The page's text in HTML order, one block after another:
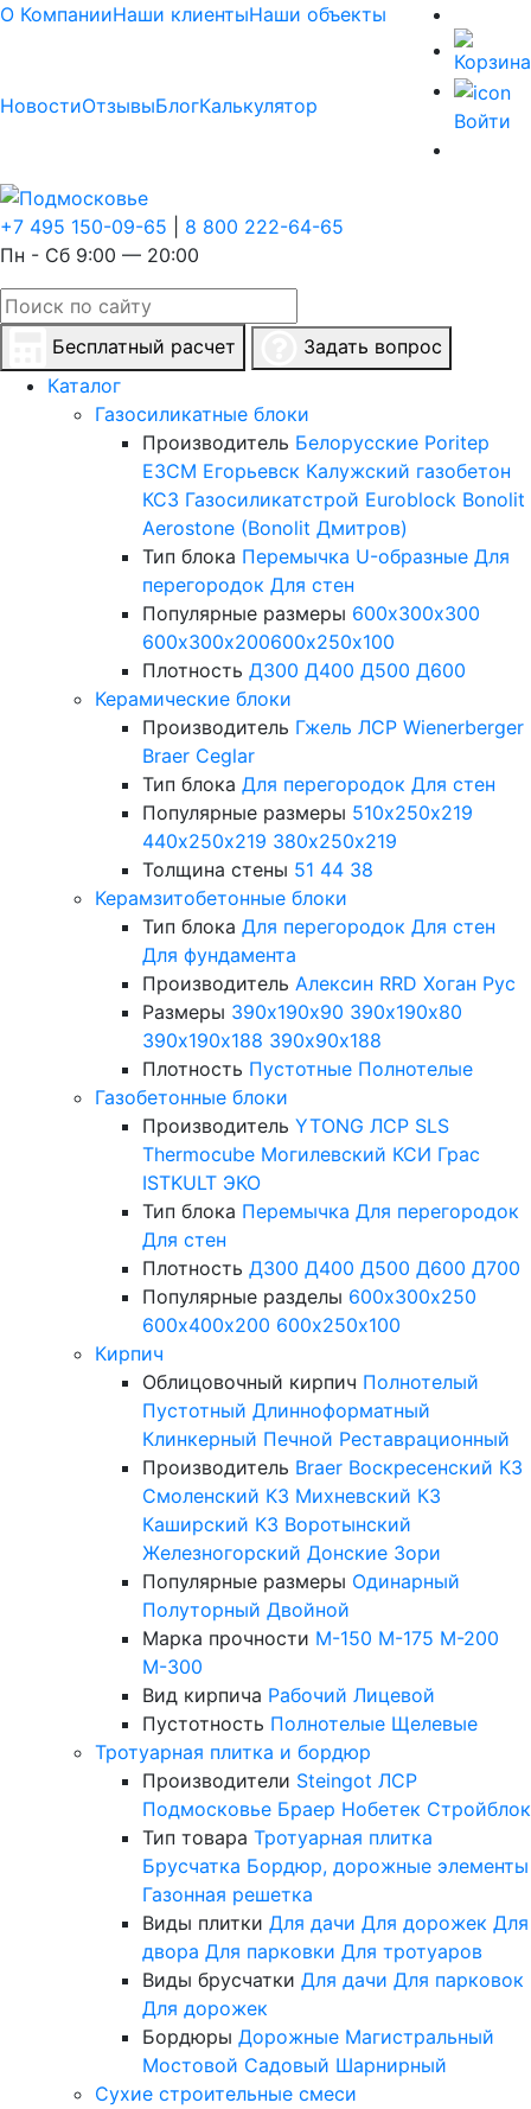
О КомпанииНаши клиентыНаши объекты
НовостиОтзывыБлогКалькулятор
Войти
+7 495 150-09-65
8 800 222-64-65
Пн - Сб 9:00 — 20:00
Бесплатный расчет
Задать вопрос
Каталог
Газосиликатные блоки
Производитель Белорусские Poritep
ЕЗСМ Егорьевск Калужский газобетон
КСЗ Газосиликатстрой Euroblock Bonolit
Aerostone (Bonolit Дмитров)
Тип блока Перемычка U-образные Для
перегородок Для стен
Популярные размеры 600х300х300
600х300х200600х250х100
Плотность Д300 Д400 Д500 Д600
Керамические блоки
Производитель Гжель ЛСР Wienerberger
Braer Ceglar
Тип блока Для перегородок Для стен
Популярные размеры 510х250х219
440х250х219 380х250х219
Толщина стены 51 44 38
Керамзитобетонные блоки
Тип блока Для перегородок Для стен
Для фундамента
Производитель Алексин RRD Хоган Рус
Размеры 390х190х90 390х190х80
390х190х188 390х90х188
Плотность Пустотные Полнотелые
Газобетонные блоки
Производитель YTONG ЛСР SLS
Thermocube Могилевский КСИ Грас
ISTKULT ЭКО
Тип блока Перемычка Для перегородок
Для стен
Плотность Д300 Д400 Д500 Д600 Д700
Популярные разделы 600х300х250
600х400х200 600х250х100
Кирпич
Облицовочный кирпич Полнотелый
Пустотный Длинноформатный
Клинкерный Печной Реставрационный
Производитель Braer Воскресенский КЗ
Смоленский КЗ Михневский КЗ
Каширский КЗ Воротынский
Железногорский Донские Зори
Популярные размеры Одинарный
Полуторный Двойной
Марка прочности М-150 М-175 М-200
М-300
Вид кирпича Рабочий Лицевой
Пустотность Полнотелые Щелевые
Тротуарная плитка и бордюр
Производители Steingot ЛСР
Подмосковье Браер Нобетек Стройблок
Тип товара Тротуарная плитка
Брусчатка Бордюр, дорожные элементы
Газонная решетка
Виды плитки Для дачи Для дорожек Для
двора Для парковки Для тротуаров
Виды брусчатки Для дачи Для парковок
Для дорожек
Бордюры Дорожные Магистральный
Мостовой Садовый Шарнирный
Сухие строительные смеси